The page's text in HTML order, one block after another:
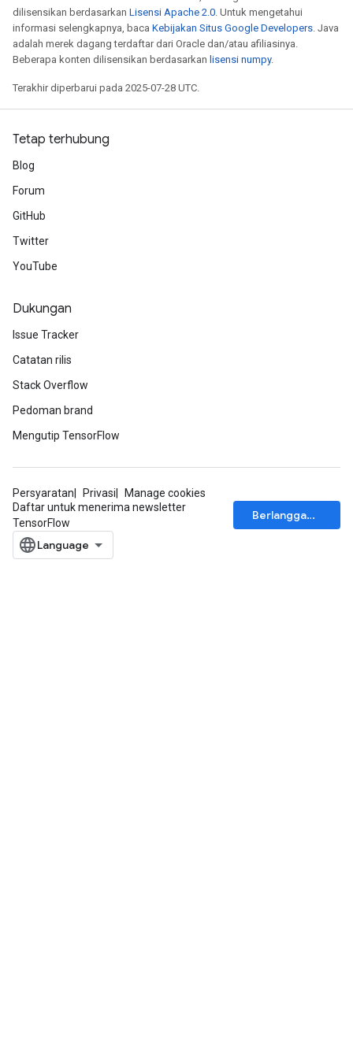
dilisensikan berdasarkan Lisensi Apache 2.0. Untuk mengetahui
informasi selengkapnya, baca Kebijakan Situs Google Developers. Java
adalah merek dagang terdaftar dari Oracle dan/atau afiliasinya.
Beberapa konten dilisensikan berdasarkan lisensi numpy.
Terakhir diperbarui pada 2025-07-28 UTC.
Tetap terhubung
Blog
Forum
GitHub
Twitter
YouTube
Dukungan
Issue Tracker
Catatan rilis
Stack Overflow
Pedoman brand
Mengutip TensorFlow
Persyaratan Privasi
Manage cookies
Daftar untuk menerima newsletter
TensorFlow
Berlangganan